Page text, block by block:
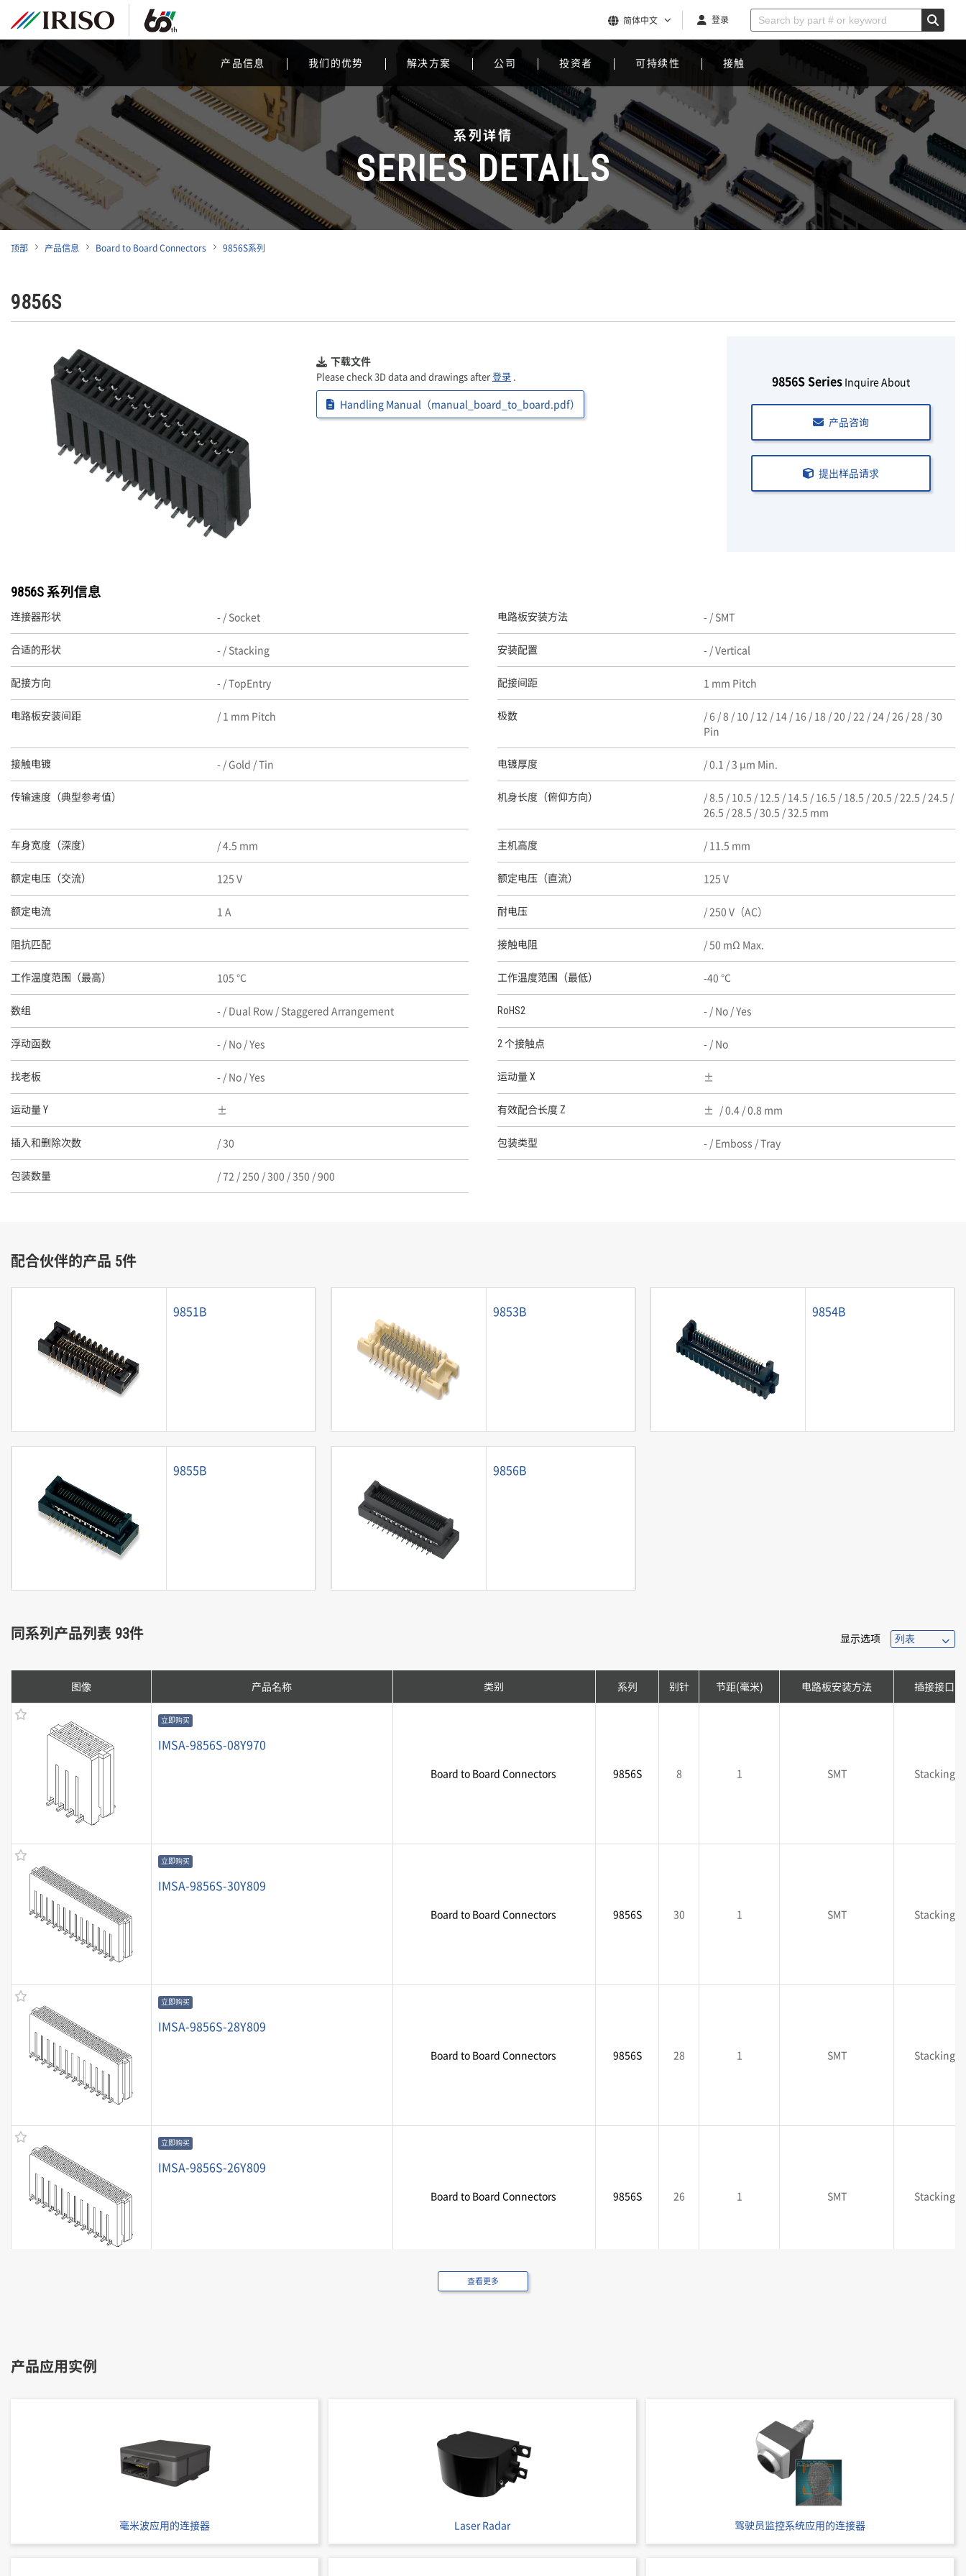
简体中文 登录
产品信息 我们的优势 解决方案 公司 投资者 可持续性 接触
系列详情
SERIES DETAILS
顶部 产品信息 Board to Board Connectors 9856S系列
9856S
下载文件
Please check 3D data and drawings after登录 .
Handling Manual（manual_board_to_board.pdf）
9856S Series Inquire About
产品咨询
提出样品请求
9856S 系列信息
连接器形状 - / Socket 电路板安装方法 - / SMT
合适的形状 - / Stacking 安装配置 - / Vertical
配接方向 - / TopEntry 配接间距 1 mm Pitch
电路板安装间距 / 1 mm Pitch 极数
/ 6 / 8 / 10 / 12 / 14 / 16 / 18 / 20 / 22 / 24 / 26 / 28 / 30
Pin
接触电镀 - / Gold / Tin 电镀厚度 / 0.1 / 3 μm Min.
传输速度（典型参考值） 机身长度（俯仰方向）
/ 8.5 / 10.5 / 12.5 / 14.5 / 16.5 / 18.5 / 20.5 / 22.5 / 24.5 /
26.5 / 28.5 / 30.5 / 32.5 mm
车身宽度（深度） / 4.5 mm 主机高度 / 11.5 mm
额定电压（交流） 125 V 额定电压（直流） 125 V
额定电流 1 A 耐电压 / 250 V（AC）
阻抗匹配 接触电阻 / 50 mΩ Max.
工作温度范围（最高） 105 ℃ 工作温度范围（最低） -40 ℃
数组 - / Dual Row / Staggered Arrangement RoHS2 - / No / Yes
浮动函数 - / No / Yes 2 个接触点 - / No
找老板 - / No / Yes 运动量 X
运动量 Y 有效配合长度 Z / 0.4 / 0.8 mm
插入和删除次数 / 30 包装类型 - / Emboss / Tray
包装数量 / 72 / 250 / 300 / 350 / 900
配合伙伴的产品 5件
9851B 9853B 9854B
9855B 9856B
同系列产品列表 93件 显示选项
图像 产品名称 类别 系列 别针 节距(毫米) 电路板安装方法 插接接口
立即购买
IMSA-9856S-08Y970
Board to Board Connectors 9856S 8 1 SMT Stacking
立即购买
IMSA-9856S-30Y809
Board to Board Connectors 9856S 30 1 SMT Stacking
立即购买
IMSA-9856S-28Y809
Board to Board Connectors 9856S 28 1 SMT Stacking
立即购买
IMSA-9856S-26Y809
Board to Board Connectors 9856S 26 1 SMT Stacking
IMSA-9856S-20Y809
Board to Board Connectors SMT
查看更多
产品应用实例
毫米波应用的连接器 Laser Radar 驾驶员监控系统应用的连接器